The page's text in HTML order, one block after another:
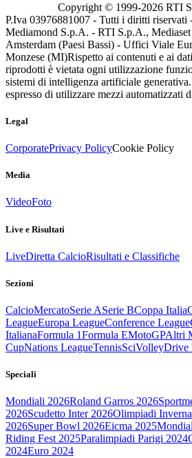
Copyright © 1999-2026 RTI
P.Iva 03976881007 - Tutti i diritti riservati
Mediamond S.p.A. - RTI S.p.A., Mediaset
Amsterdam (Paesi Bassi) - Uffici Viale
Monzese (MI)Rispetto ai contenuti e ai
riprodotti è vietata ogni utilizzazione
sistemi di intelligenza artificiale
espresso di utilizzare mezzi automatizzati
Legal
CorporatePrivacy PolicyCookie Policy
Media
VideoFoto
Live e Risultati
LiveDiretta CalcioRisultati e Classifiche
Sezioni
CalcioMercatoSerie ASerie BCoppa Italia
LeagueEuropa LeagueConference League
ItalianaFormula 1Formula EMotoGPAltri
CupNations LeagueTennisSciVolleyDrive
Speciali
Mondiali 2026Roland Garros 2026
2026Scudetto Inter 2026Olimpiadi
2026Super Bowl 2026Eicma 2025
Riding Fest 2025Paralimpiadi Parigi 2024
2024Euro 2024